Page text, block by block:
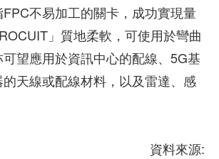
不易加工的關卡，成功實現量
」質地柔軟，可使用於彎曲
望應用於資訊中心的配線、5G基
天線或配線材料，以及雷達、感
資料來源: